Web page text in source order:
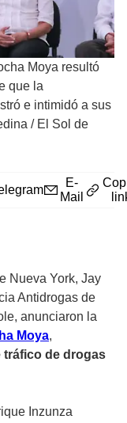
Moya resultó
que la
e intimidó a sus
/ El Sol de
E-
Mail
Nueva York, Jay
Antidrogas de
anunciaron la
Moya,
tráfico de drogas
Inzunza